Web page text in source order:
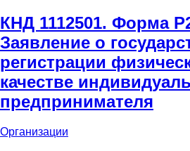
КНД 1112501. Форма
Заявление о
регистрации
качестве
предпринимателя
Организации